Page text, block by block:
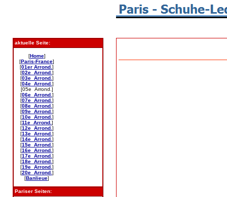
aktuelle Seite:
[Home]
[Paris-France]
[01er Arrond. ]
[02e Arrond. ]
[03e Arrond. ]
[04e Arrond. ]
[05e Arrond.]
[06e Arrond. ]
[07e Arrond. ]
[08e Arrond. ]
[09e Arrond. ]
[10e Arrond. ]
[11e Arrond. ]
[12e Arrond. ]
[13e Arrond. ]
[14e Arrond. ]
[15e Arrond. ]
[16e Arrond. ]
[17e Arrond. ]
[18e Arrond. ]
[19e Arrond. ]
[20e Arrond. ]
[Banlieue]
Pariser Seiten: